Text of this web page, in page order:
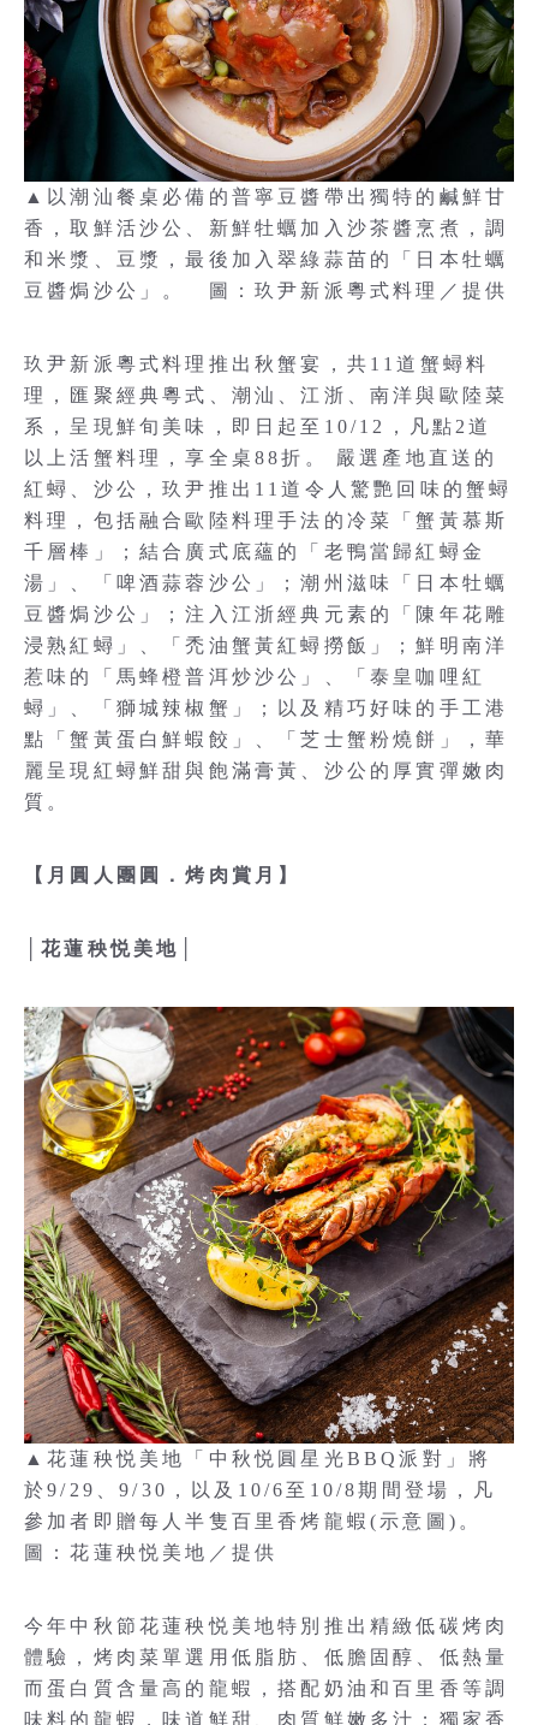
▲以潮汕餐桌必備的普寧豆醬帶出獨特的鹹鮮甘
香，取鮮活沙公、新鮮牡蠣加入沙茶醬烹煮，調
和米漿、豆漿，最後加入翠綠蒜苗的「日本牡蠣
豆醬焗沙公」。 圖：玖尹新派粵式料理／提供
玖尹新派粵式料理推出秋蟹宴，共11道蟹蟳料
理，匯聚經典粵式、潮汕、江浙、南洋與歐陸菜
系，呈現鮮旬美味，即日起至10/12，凡點2道
以上活蟹料理，享全桌88折。 嚴選產地直送的
紅蟳、沙公，玖尹推出11道令人驚艷回味的蟹蟳
料理，包括融合歐陸料理手法的冷菜「蟹黃慕斯
千層棒」；結合廣式底蘊的「老鴨當歸紅蟳金
湯」、「啤酒蒜蓉沙公」；潮州滋味「日本牡蠣
豆醬焗沙公」；注入江浙經典元素的「陳年花雕
浸熟紅蟳」、「禿油蟹黃紅蟳撈飯」；鮮明南洋
惹味的「馬蜂橙普洱炒沙公」、「泰皇咖哩紅
蟳」、「獅城辣椒蟹」；以及精巧好味的手工港
點「蟹黃蛋白鮮蝦餃」、「芝士蟹粉燒餅」，華
麗呈現紅蟳鮮甜與飽滿膏黃、沙公的厚實彈嫩肉
質。
【月圓人團圓．烤肉賞月】
│花蓮秧悦美地│
▲花蓮秧悦美地「中秋悦圓星光BBQ派對」將
於9/29、9/30，以及10/6至10/8期間登場，凡
參加者即贈每人半隻百里香烤龍蝦(示意圖)。
圖：花蓮秧悦美地／提供
今年中秋節花蓮秧悦美地特別推出精緻低碳烤肉
體驗，烤肉菜單選用低脂肪、低膽固醇、低熱量
而蛋白質含量高的龍蝦，搭配奶油和百里香等調
味料的龍蝦，味道鮮甜、肉質鮮嫩多汁；獨家香